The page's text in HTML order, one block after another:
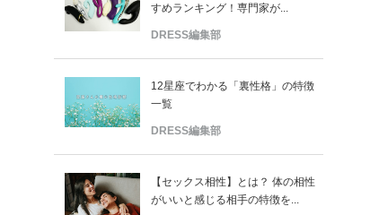
すめランキング！専門家が...
DRESS編集部
12星座でわかる「裏性格」の特徴
一覧
DRESS編集部
【セックス相性】とは？ 体の相性
がいいと感じる相手の特徴を...